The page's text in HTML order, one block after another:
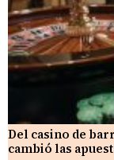
Del casino de
cambió las